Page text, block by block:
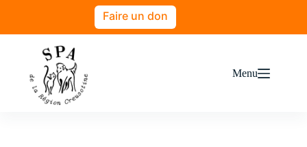
Faire un don
Menu